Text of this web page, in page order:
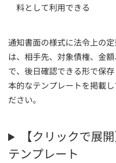
料として利用できる
通知書面の様式に法令上の
は、相手先、対象債権、金
で、後日確認できる形で保
本的なテンプレートを掲載
ださい。
【クリックで展
テンプレート